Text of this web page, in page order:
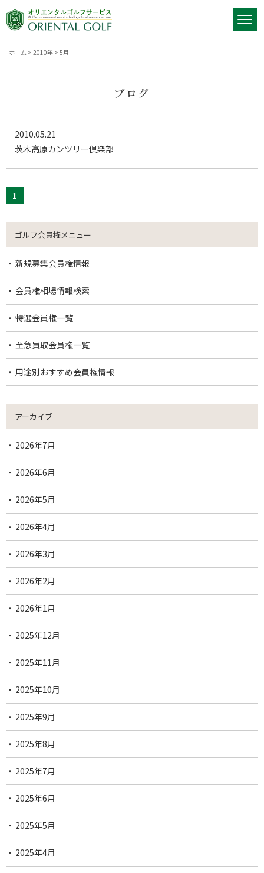
ホーム > 2010年 > 5月
ブログ
2010.05.21
茨木高原カンツリー倶楽部
1
ゴルフ会員権メニュー
新規募集会員権情報
会員権相場情報検索
特選会員権一覧
至急買取会員権一覧
用途別おすすめ会員権情報
アーカイブ
2026年7月
2026年6月
2026年5月
2026年4月
2026年3月
2026年2月
2026年1月
2025年12月
2025年11月
2025年10月
2025年9月
2025年8月
2025年7月
2025年6月
2025年5月
2025年4月